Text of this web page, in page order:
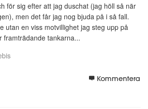
för sig efter att jag duschat (jag höll så när
men det får jag nog bjuda på i så fall.
utan en viss motvillighet jag steg upp på
framträdande tankarna...
Kommentera